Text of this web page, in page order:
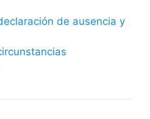
de ausencia y